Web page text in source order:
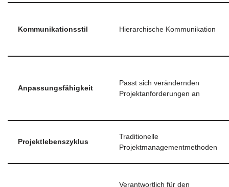
Kommunikationsstil Hierarchische Kommunikation
Anpassungsfähigkeit
Passt sich verändernden
Projektanforderungen an
Projektlebenszyklus
Traditionelle
Projektmanagementmethoden
Verantwortlich für den